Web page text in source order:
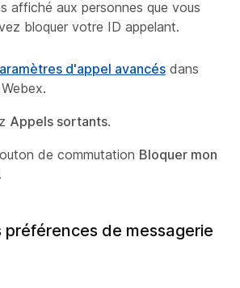
affiché aux personnes que vous
bloquer votre ID appelant.
d'appel avancés dans
Appels sortants.
de commutation Bloquer mon
.
préférences de messagerie